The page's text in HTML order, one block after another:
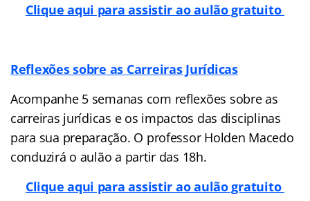
Clique aqui para assistir ao aulão gratuito
Reflexões sobre as Carreiras Jurídicas
Acompanhe 5 semanas com reflexões sobre as
carreiras jurídicas e os impactos das disciplinas
para sua preparação. O professor Holden Macedo
conduzirá o aulão a partir das 18h.
Clique aqui para assistir ao aulão gratuito